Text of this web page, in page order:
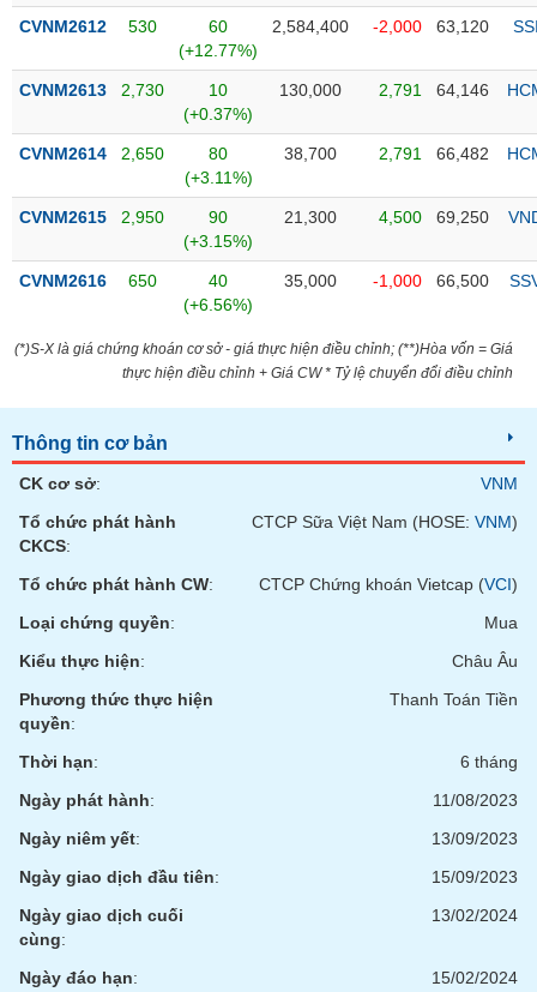
Theo
dõi
biệt
được
quỹ
mục
ETF
phiếu
tiết
Tổng
quan
Giao
dịch
Tài
tích
kỹ
thuật
Hồ
doanh
nghiệp
Tin
sự
kiện
CVNM2612 530
60
(+12.77%)
2,584,400 -2,000 63,120
CVNM2613 2,730
10
(+0.37%)
130,000 2,791 64,146
CVNM2614 2,650
80
(+3.11%)
38,700 2,791 66,482
CVNM2615 2,950
90
(+3.15%)
21,300 4,500 69,250
CVNM2616 650
40
(+6.56%)
35,000 -1,000 66,500
(*)S-X là giá chứng khoán cơ sở - giá thực hiện điều chỉnh; (**)Hòa vốn = Giá
thực hiện điều chỉnh + Giá CW * Tỷ lệ chuyển đổi điều chỉnh
Thông tin cơ bản
CK cơ sở:
VNM
Tổ chức phát hành
CKCS:
CTCP Sữa Việt Nam (HOSE: VNM)
Tổ chức phát hành CW: CTCP Chứng khoán Vietcap (VCI)
Loại chứng quyền:
Mua
Kiểu thực hiện:
Châu Âu
Phương thức thực hiện
quyền:
Thanh Toán Tiền
Thời hạn:
6 tháng
Ngày phát hành:
11/08/2023
Ngày niêm yết:
13/09/2023
Ngày giao dịch đầu tiên:
15/09/2023
Ngày giao dịch cuối
cùng:
13/02/2024
Ngày đáo hạn: 15/02/2024
CÔNG
ĐẦU
TƯ
DỮ
MỚI
VS-
SECTOR
NĂNG
LƯỢNG
NGUYÊN
VẬT
CÔNG
NGHIỆP